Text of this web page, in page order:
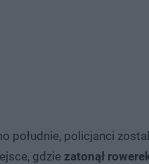
południe, policjanci
gdzie zatonął